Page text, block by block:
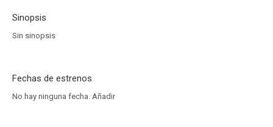
Sinopsis
Sin sinopsis
Fechas de estrenos
No hay ninguna fecha. Añadir